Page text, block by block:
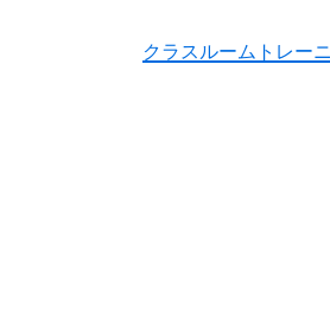
クラスルームトレー